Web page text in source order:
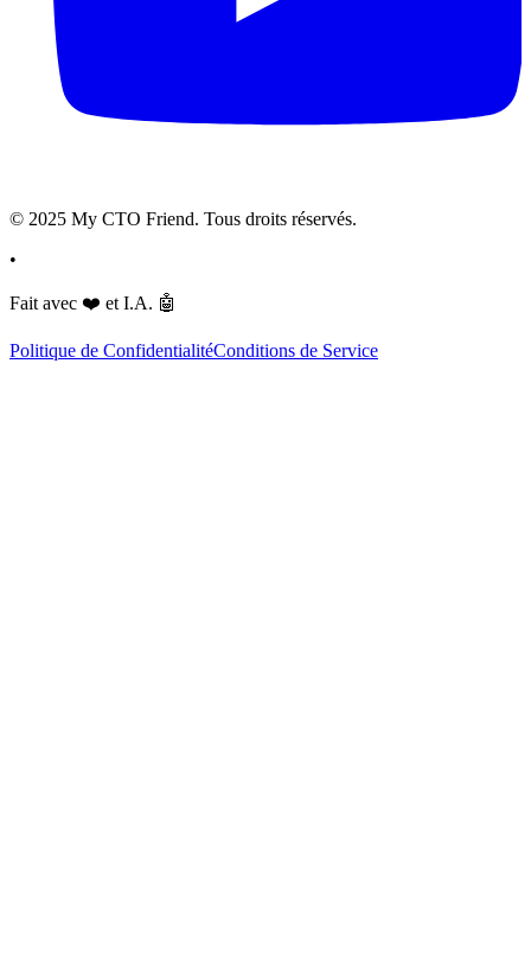
© 2025 My CTO Friend. Tous droits réservés.
•
Fait avec ❤️ et I.A. 🤖
Politique de ConfidentialitéConditions de Service